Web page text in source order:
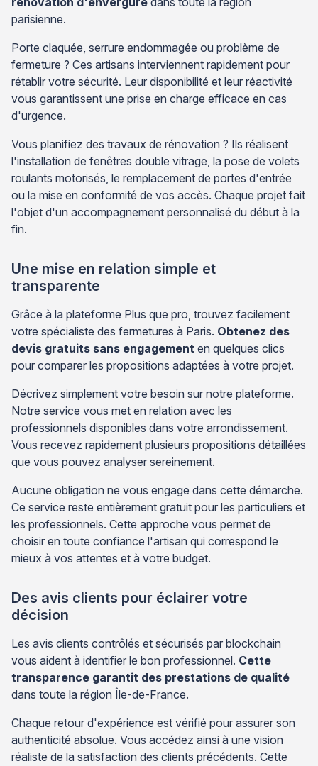
parisienne.
Porte claquée, serrure endommagée ou problème de
fermeture ? Ces artisans interviennent rapidement pour
rétablir votre sécurité. Leur disponibilité et leur réactivité
vous garantissent une prise en charge efficace en cas
d'urgence.
Vous planifiez des travaux de rénovation ? Ils réalisent
l'installation de fenêtres double vitrage, la pose de volets
roulants motorisés, le remplacement de portes d'entrée
ou la mise en conformité de vos accès. Chaque projet fait
l'objet d'un accompagnement personnalisé du début à la
fin.
Une mise en relation simple et
transparente
Grâce à la plateforme Plus que pro, trouvez facilement
votre spécialiste des fermetures à Paris. Obtenez des
devis gratuits sans engagement en quelques clics
pour comparer les propositions adaptées à votre projet.
Décrivez simplement votre besoin sur notre plateforme.
Notre service vous met en relation avec les
professionnels disponibles dans votre arrondissement.
Vous recevez rapidement plusieurs propositions détaillées
que vous pouvez analyser sereinement.
Aucune obligation ne vous engage dans cette démarche.
Ce service reste entièrement gratuit pour les particuliers et
les professionnels. Cette approche vous permet de
choisir en toute confiance l'artisan qui correspond le
mieux à vos attentes et à votre budget.
Des avis clients pour éclairer votre
décision
Les avis clients contrôlés et sécurisés par blockchain
vous aident à identifier le bon professionnel. Cette
transparence garantit des prestations de qualité
dans toute la région Île-de-France.
Chaque retour d'expérience est vérifié pour assurer son
authenticité absolue. Vous accédez ainsi à une vision
réaliste de la satisfaction des clients précédents. Cette